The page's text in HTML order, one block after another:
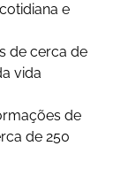
e
de cerca de
vida
de
de 250